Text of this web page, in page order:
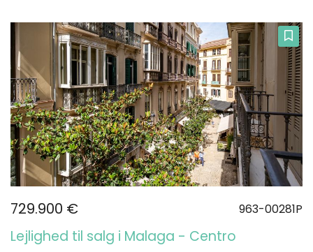
729.900 € 963-00281P
Lejlighed til salg i Malaga - Centro